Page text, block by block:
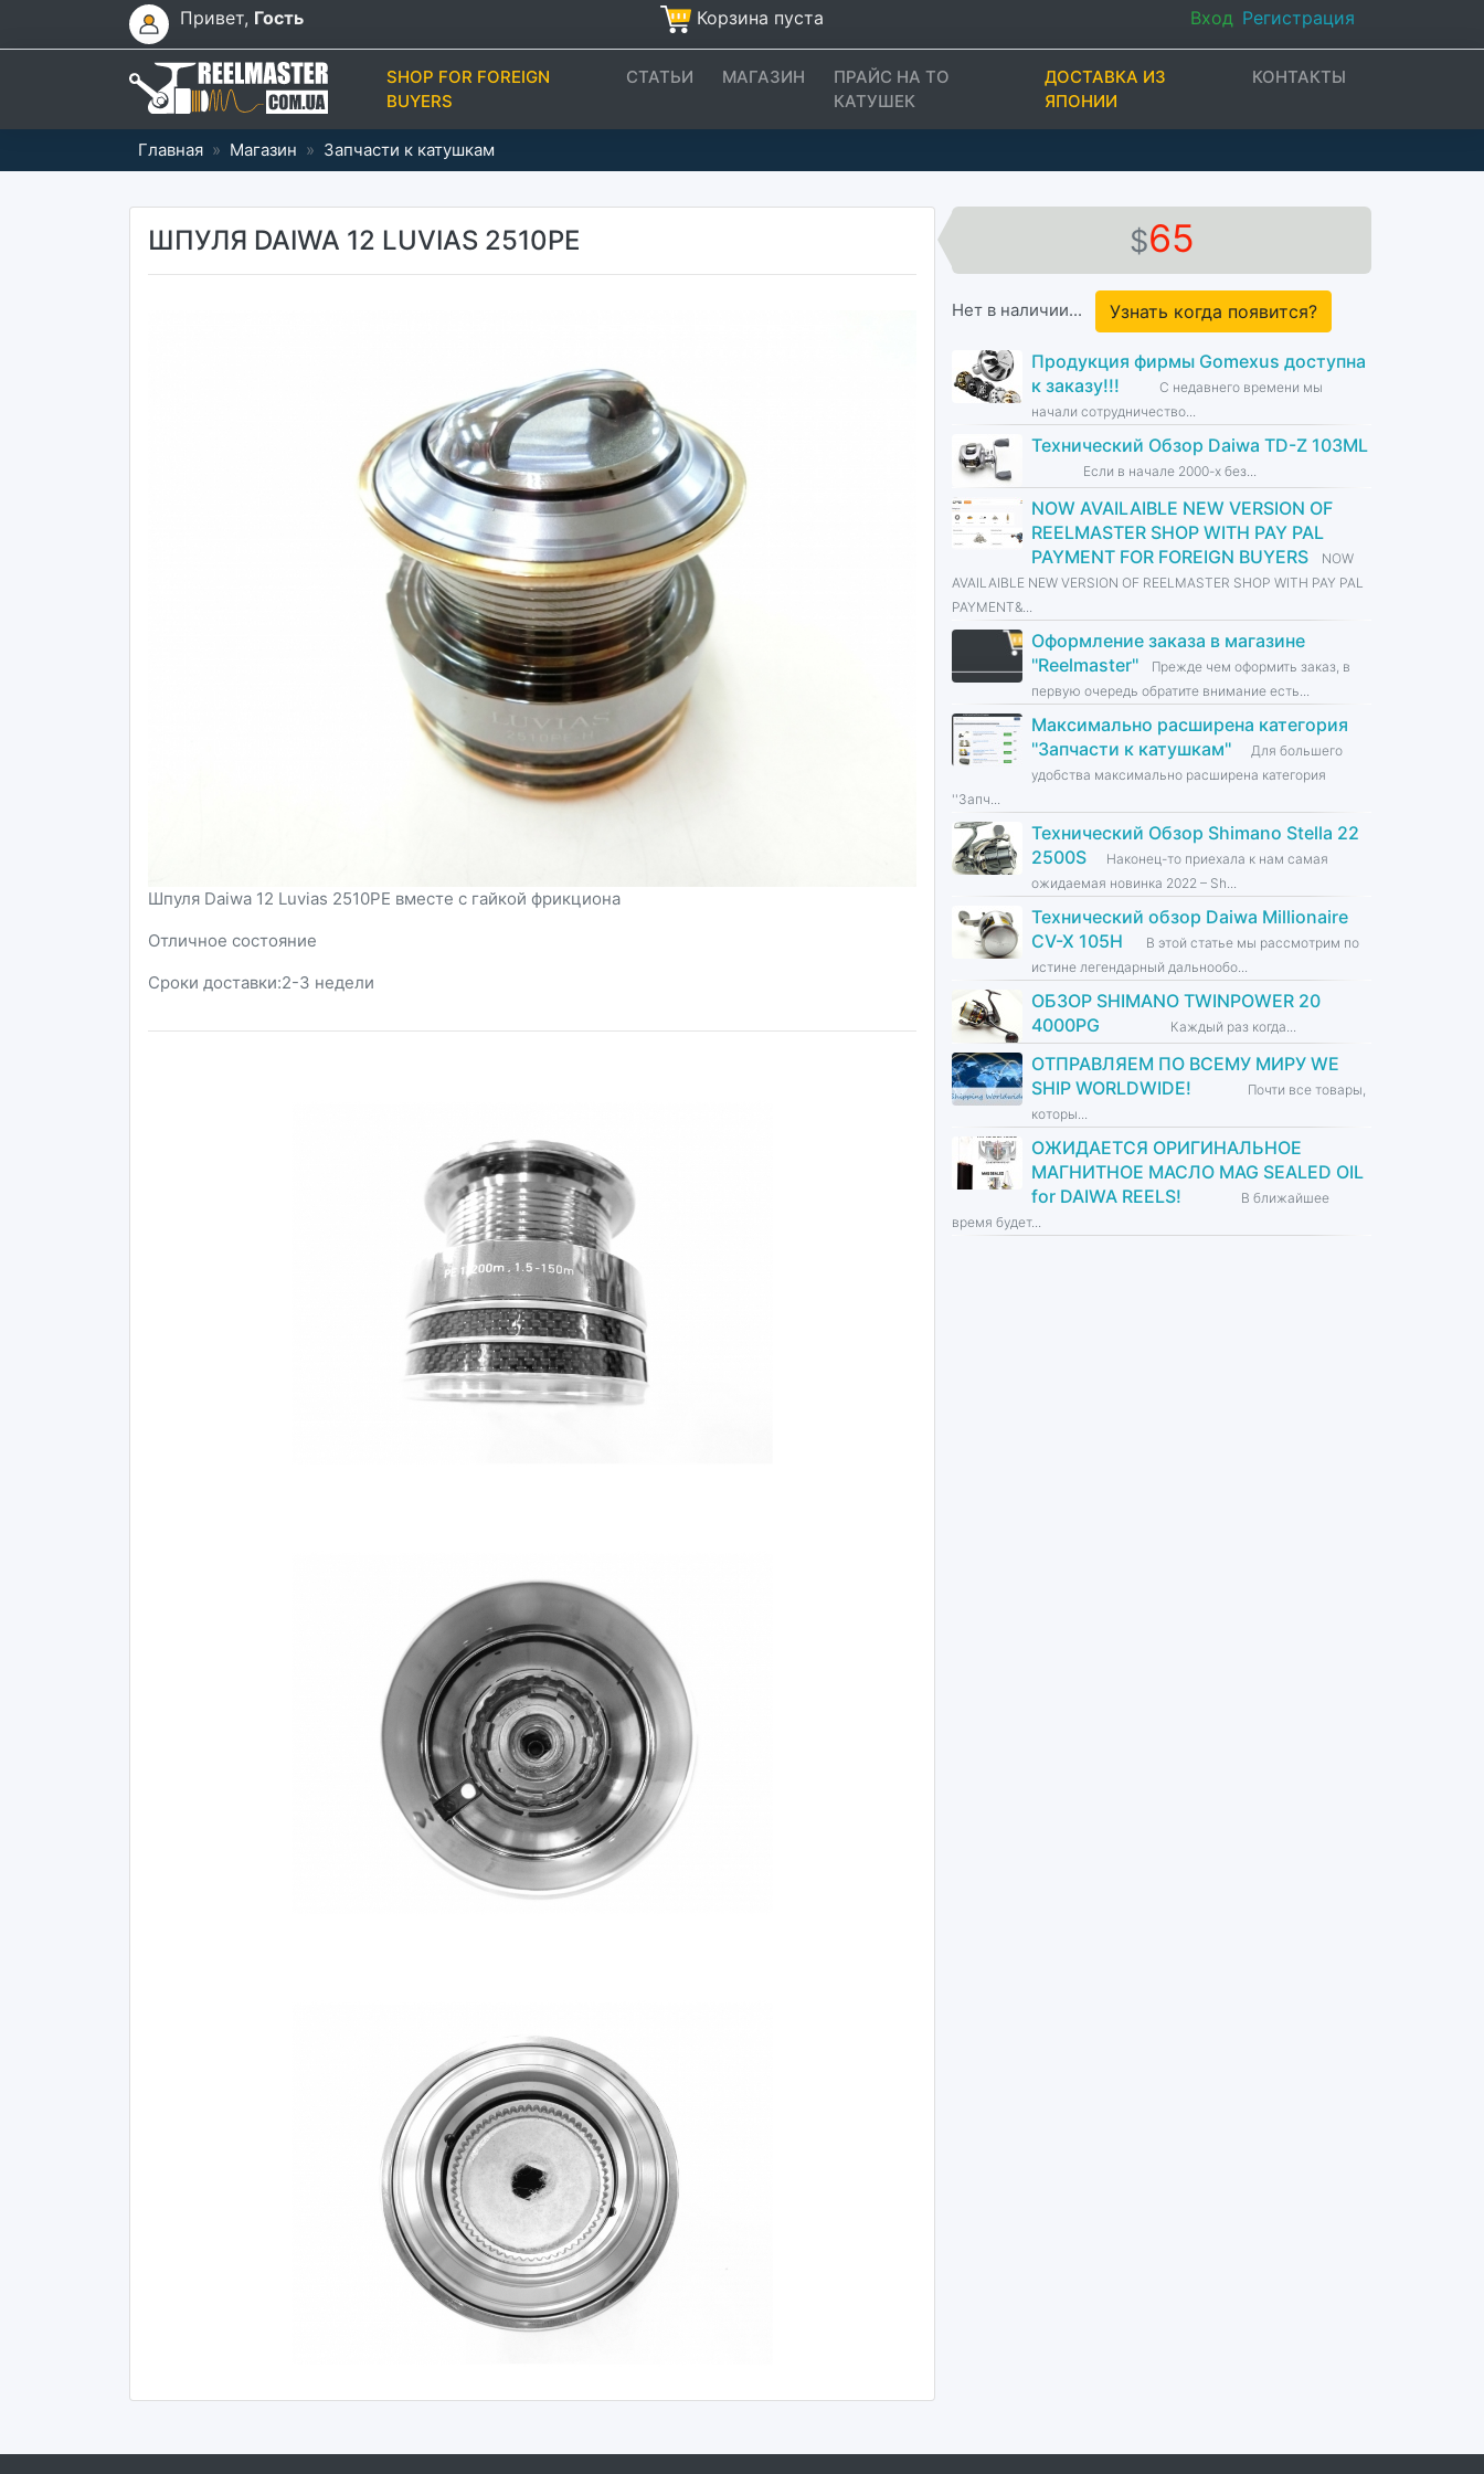
Привет, Гость Корзина пуста Вход Регистрация
SHOP FOR FOREIGN
BUYERS
СТАТЬИ МАГАЗИН
ПРАЙС НА ТО
КАТУШЕК
ДОСТАВКА ИЗ
ЯПОНИИ
КОНТАКТЫ
Главная » Магазин » Запчасти к катушкам
$65
Нет в наличии... Узнать когда появится?
Продукция фирмы Gomexus доступна
к заказу!!!
С недавнего времени мы
начали сотрудничество...
Технический Обзор Daiwa TD-Z 103ML
Если в начале 2000-х без...
NOW AVAILAIBLE NEW VERSION OF
REELMASTER SHOP WITH PAY PAL
PAYMENT FOR FOREIGN BUYERS
NOW
AVAILAIBLE NEW VERSION OF REELMASTER SHOP WITH PAY PAL
PAYMENT&...
Оформление заказа в магазине
''Reelmaster''
Прежде чем оформить заказ, в
первую очередь обратите внимание есть...
Максимально расширена категория
''Запчасти к катушкам''
Для большего
удобства максимально расширена категория
''Запч...
Технический Обзор Shimano Stella 22
2500S
Наконец-то приехала к нам самая
ожидаемая новинка 2022 – Sh...
Технический обзор Daiwa Millionaire
CV-X 105H
В этой статье мы рассмотрим по
истине легендарный дальнообо...
ОБЗОР SHIMANO TWINPOWER 20
4000PG
Каждый раз когда...
ОТПРАВЛЯЕМ ПО ВСЕМУ МИРУ WE
SHIP WORLDWIDE!
Почти все товары,
которы...
ОЖИДАЕТСЯ ОРИГИНАЛЬНОЕ
МАГНИТНОЕ МАСЛО MAG SEALED OIL
for DAIWA REELS!
В ближайшее
время будет...
ШПУЛЯ DAIWA 12 LUVIAS 2510PE
Шпуля Daiwa 12 Luvias 2510PE вместе с гайкой фрикциона
Отличное состояние
Сроки доставки:2-3 недели